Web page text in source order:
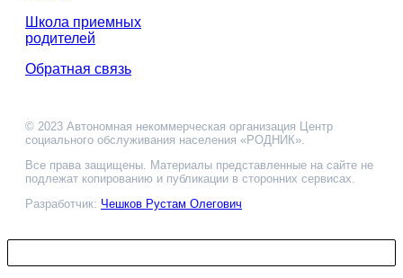
Школа приемных
родителей
Обратная связь
© 2023 Автономная некоммерческая организация Центр
социального обслуживания населения «РОДНИК».
Все права защищены. Материалы представленные на сайте не
подлежат копированию и публикации в сторонних сервисах.
Разработчик: Чешков Рустам Олегович